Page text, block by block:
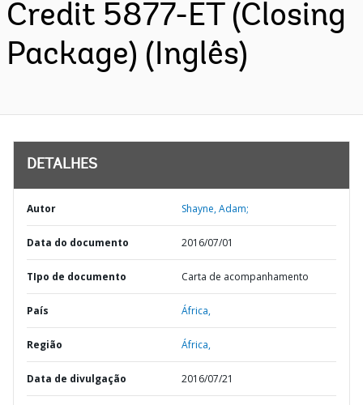
Credit 5877-ET (Closing
Package) (Inglês)
DETALHES
Autor Shayne, Adam;
Data do documento 2016/07/01
TIpo de documento Carta de acompanhamento
País África,
Região África,
Data de divulgação 2016/07/21